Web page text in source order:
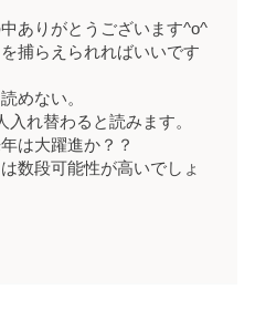
ありがとうございます^o^
捕らえられればいいです
めない。
れ替わると読みます。
は大躍進か？？
数段可能性が高いでしょ